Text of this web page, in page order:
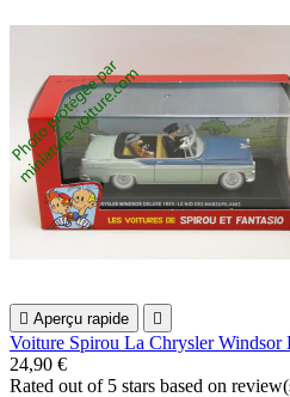
 Aperçu rapide 
Voiture Spirou La Chrysler Windsor
24,90 €
Rated out of 5 stars based on